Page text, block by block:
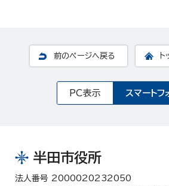
前のページへ戻る
PC表示 スマートフ
半田市役所
法人番号 2000020232050